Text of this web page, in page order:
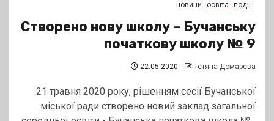
новини освіта події
Створено нову школу – Бучанську
початкову школу № 9
22.05.2020 Тетяна Домарєва
21 травня 2020 року, рішенням сесії Бучанської
міської ради створено новий заклад загальної